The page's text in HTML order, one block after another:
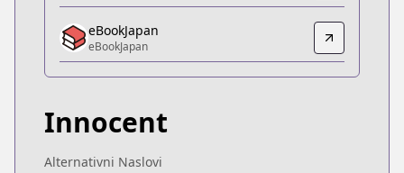
Anime-Planet
https://www.anime-planet.com/manga/innocent
eBookJapan
eBookJapan
Official Raw
https://youngjump.jp/innocent/
eBookJapan
eBookJapan
Innocent
Alternativni Naslovi